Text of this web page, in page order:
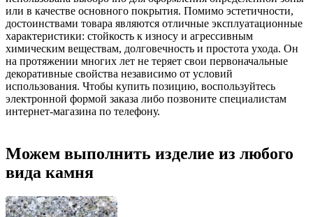
или в качестве основного покрытия. Помимо эстетичности,
достоинствами товара являются отличные эксплуатационные
характеристики: стойкость к износу и агрессивным
химическим веществам, долговечность и простота ухода. Он
на протяжении многих лет не теряет свои первоначальные
декоративные свойства независимо от условий
использования. Чтобы купить позицию, воспользуйтесь
электронной формой заказа либо позвоните специалистам
интернет-магазина по телефону.
Можем выполнить изделие из любого
вида камня